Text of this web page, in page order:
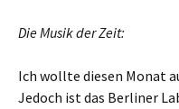
Die Musik der Zeit:
Ich wollte diesen Monat
Jedoch ist das Berliner